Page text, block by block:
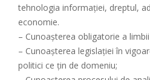
tehnologia informaţiei, dreptul,
economie.
– Cunoaşterea obligatorie a
– Cunoașterea legislaţiei în
politici ce ţin de domeniu;